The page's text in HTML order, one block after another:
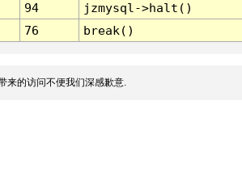
94
jzmysql->halt()
76 break()
来的访问不便我们深感歉意.